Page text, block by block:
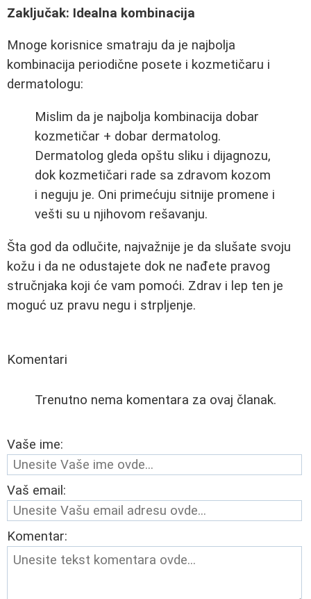
Zaključak: Idealna kombinacija
Mnoge korisnice smatraju da je najbolja
kombinacija periodične posete i kozmetičaru i
dermatologu:
Mislim da je najbolja kombinacija dobar
kozmetičar + dobar dermatolog.
Dermatolog gleda opštu sliku i dijagnozu,
dok kozmetičari rade sa zdravom kozom
i neguju je. Oni primećuju sitnije promene i
vešti su u njihovom rešavanju.
Šta god da odlučite, najvažnije je da slušate svoju
kožu i da ne odustajete dok ne nađete pravog
stručnjaka koji će vam pomoći. Zdrav i lep ten je
moguć uz pravu negu i strpljenje.
Komentari
Trenutno nema komentara za ovaj članak.
Vaše ime:
Vaš email:
Komentar: